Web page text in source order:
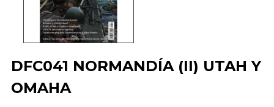
DFC041 NORMANDÍA (II) UTAH Y
OMAHA